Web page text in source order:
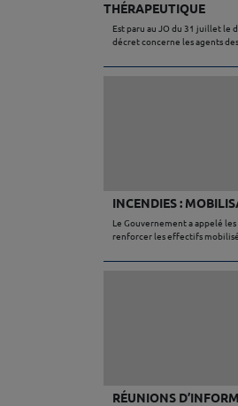
THÉRAPEUTIQUE
Est paru au JO du 31 juillet le
décret concerne les agents
INCENDIES :
Le Gouvernement a appelé
renforcer les effectifs
RÉUNIONS